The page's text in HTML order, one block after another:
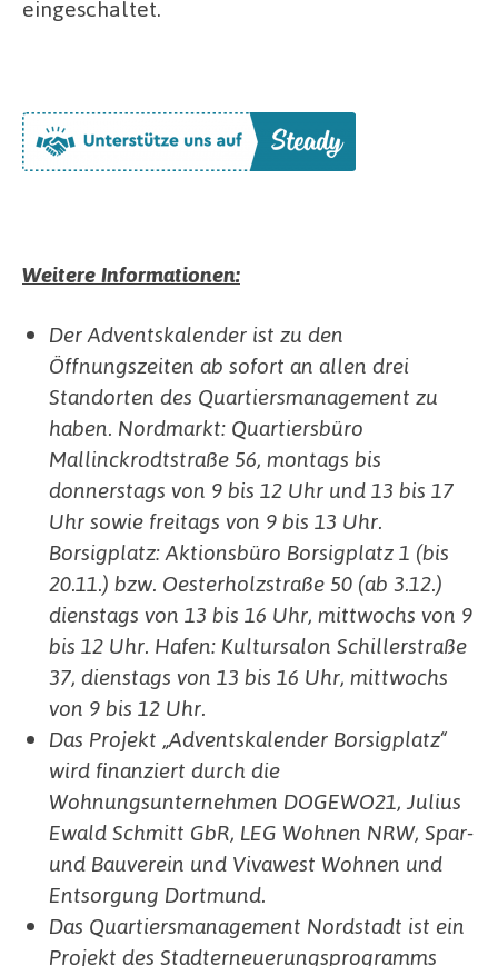
eingeschaltet.
Weitere Informationen:
Der Adventskalender ist zu den
Öffnungszeiten ab sofort an allen drei
Standorten des Quartiersmanagement zu
haben. Nordmarkt: Quartiersbüro
Mallinckrodtstraße 56, montags bis
donnerstags von 9 bis 12 Uhr und 13 bis 17
Uhr sowie freitags von 9 bis 13 Uhr.
Borsigplatz: Aktionsbüro Borsigplatz 1 (bis
20.11.) bzw. Oesterholzstraße 50 (ab 3.12.)
dienstags von 13 bis 16 Uhr, mittwochs von 9
bis 12 Uhr. Hafen: Kultursalon Schillerstraße
37, dienstags von 13 bis 16 Uhr, mittwochs
von 9 bis 12 Uhr.
Das Projekt „Adventskalender Borsigplatz“
wird finanziert durch die
Wohnungsunternehmen DOGEWO21, Julius
Ewald Schmitt GbR, LEG Wohnen NRW, Spar-
und Bauverein und Vivawest Wohnen und
Entsorgung Dortmund.
Das Quartiersmanagement Nordstadt ist ein
Projekt des Stadterneuerungsprogramms